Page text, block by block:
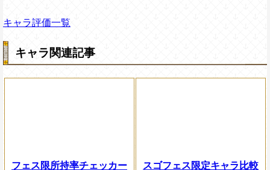
キャラ評価一覧
キャラ関連記事
フェス限所持率チェッカー スゴフェス限定キャラ比較